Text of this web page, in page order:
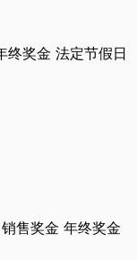
终奖金 法定节假日
销售奖金 年终奖金